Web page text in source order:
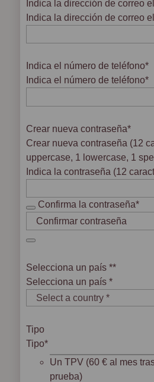
Indica la dirección de correo
Indica la dirección de correo
Indica el número de teléfono*
Indica el número de teléfono*
Crear nueva contraseña*
Crear nueva contraseña (12
uppercase, 1 lowercase, 1
Indica la contraseña (12
Confirma la contraseña*
Selecciona un país **
Selecciona un país *
Tipo
Tipo*
Un TPV (60 € al mes
prueba)